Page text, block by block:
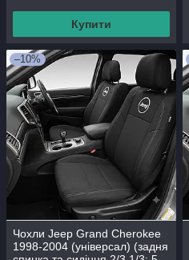
Купити
–10%
Чохли Jeep Grand Cherokee
1998-2004 (універсал) (задня